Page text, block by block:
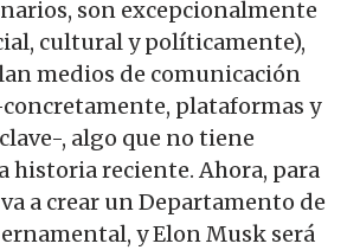
son excepcionalmente
cultural y políticamente),
medios de comunicación
plataformas y
, algo que no tiene
historia reciente. Ahora, para
a crear un Departamento de
y Elon Musk será